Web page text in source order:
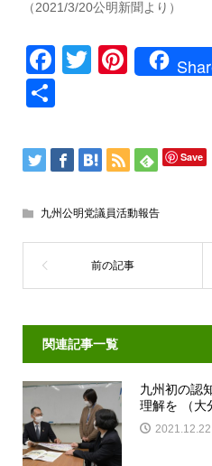
（2021/3/20公明新聞より）
Facebook
Twitter
Save
九州公明党議員活動報告
関連記事一覧
九州初の認
理解を （大
2021.12.22